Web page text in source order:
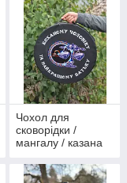
Чохол для
сковорідки /
мангалу / казана